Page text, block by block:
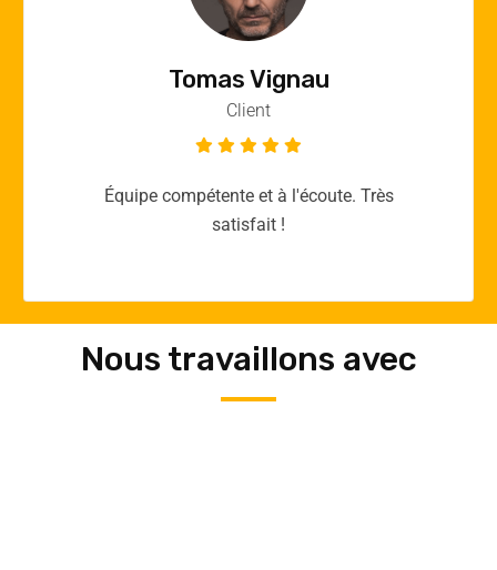
Vincent Quere
Client
Merci yellow365.work pour votre expertise!
Nous travaillons avec